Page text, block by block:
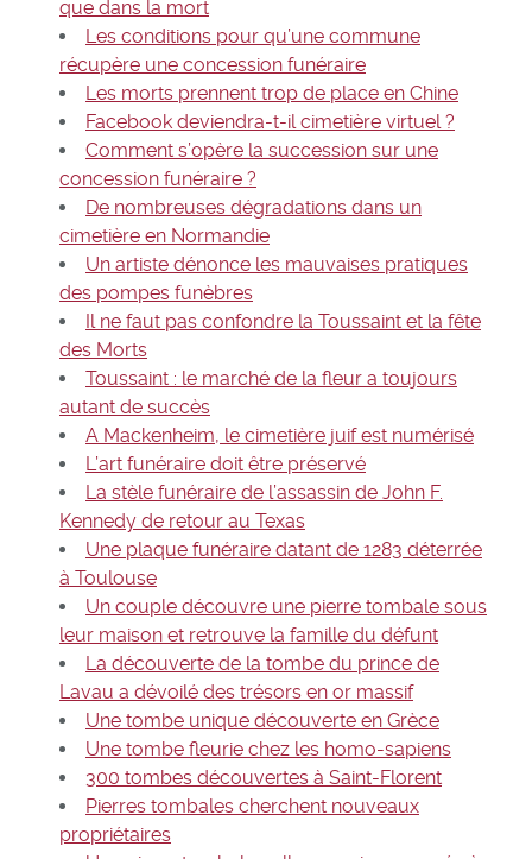
que dans la mort
Les conditions pour qu’une commune
récupère une concession funéraire
Les morts prennent trop de place en Chine
Facebook deviendra-t-il cimetière virtuel ?
Comment s’opère la succession sur une
concession funéraire ?
De nombreuses dégradations dans un
cimetière en Normandie
Un artiste dénonce les mauvaises pratiques
des pompes funèbres
Il ne faut pas confondre la Toussaint et la fête
des Morts
Toussaint : le marché de la fleur a toujours
autant de succès
A Mackenheim, le cimetière juif est numérisé
L’art funéraire doit être préservé
La stèle funéraire de l’assassin de John F.
Kennedy de retour au Texas
Une plaque funéraire datant de 1283 déterrée
à Toulouse
Un couple découvre une pierre tombale sous
leur maison et retrouve la famille du défunt
La découverte de la tombe du prince de
Lavau a dévoilé des trésors en or massif
Une tombe unique découverte en Grèce
Une tombe fleurie chez les homo-sapiens
300 tombes découvertes à Saint-Florent
Pierres tombales cherchent nouveaux
propriétaires